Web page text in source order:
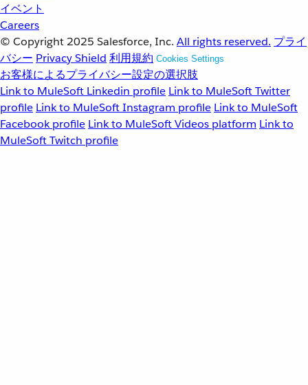
イベント
Careers
© Copyright 2025 Salesforce, Inc. All rights reserved. プライ
バシー Privacy Shield 利用規約 Cookies Settings
お客様によるプライバシー設定の選択肢
Link to MuleSoft Linkedin profile Link to MuleSoft Twitter
profile Link to MuleSoft Instagram profile Link to MuleSoft
Facebook profile Link to MuleSoft Videos platform Link to
MuleSoft Twitch profile